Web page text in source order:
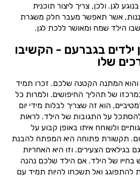
לגן. ולכן, צריך ליצור תוכנית
אשר תאפשר מעבר חלק משגרת
הילד שמח ומאושר ללכת לגן.
ילדים בגברעם - הקשיבו
שלו
והוא המתנה הקטנה שלכם. זכרו תמיד
של תהליך החיפושים. ולמרות כל
הוא זה שצריך לבלות מידי יום
על התגובות של הילד. לראות
ולשוחח איתו באופן קבוע על
תקשורת פתוחה היא המפתח להבנת
בגילאים הצעירים. וזו היא האחריות
של הילד. אם הילד שלכם נהנה
להתפוגג ואל תשכחו להיות תמיד עם